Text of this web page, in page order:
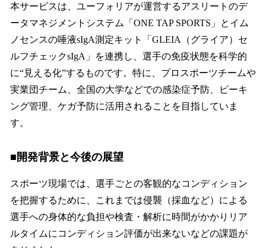
本サービスは、ユーフォリアが運営するアスリートのデ
ータマネジメントシステム「ONE TAP SPORTS」とイム
ノセンスの唾液sIgA測定キット「GLEIA（グライア）セ
ルフチェックsIgA」を連携し、選手の免疫状態を科学的
に“見える化”するものです。特に、プロスポーツチームや
実業団チーム、全国の大学などでの感染症予防、ピーキ
ング管理、ケガ予防に活用されることを目指していま
す。
■開発背景と今後の展望
スポーツ現場では、選手ごとの客観的なコンディション
を把握するために、これまでは侵襲（採血など）による
選手への身体的な負担や検査・解析に時間がかかりリア
ルタイムにコンディション評価が出来ないなどの課題が